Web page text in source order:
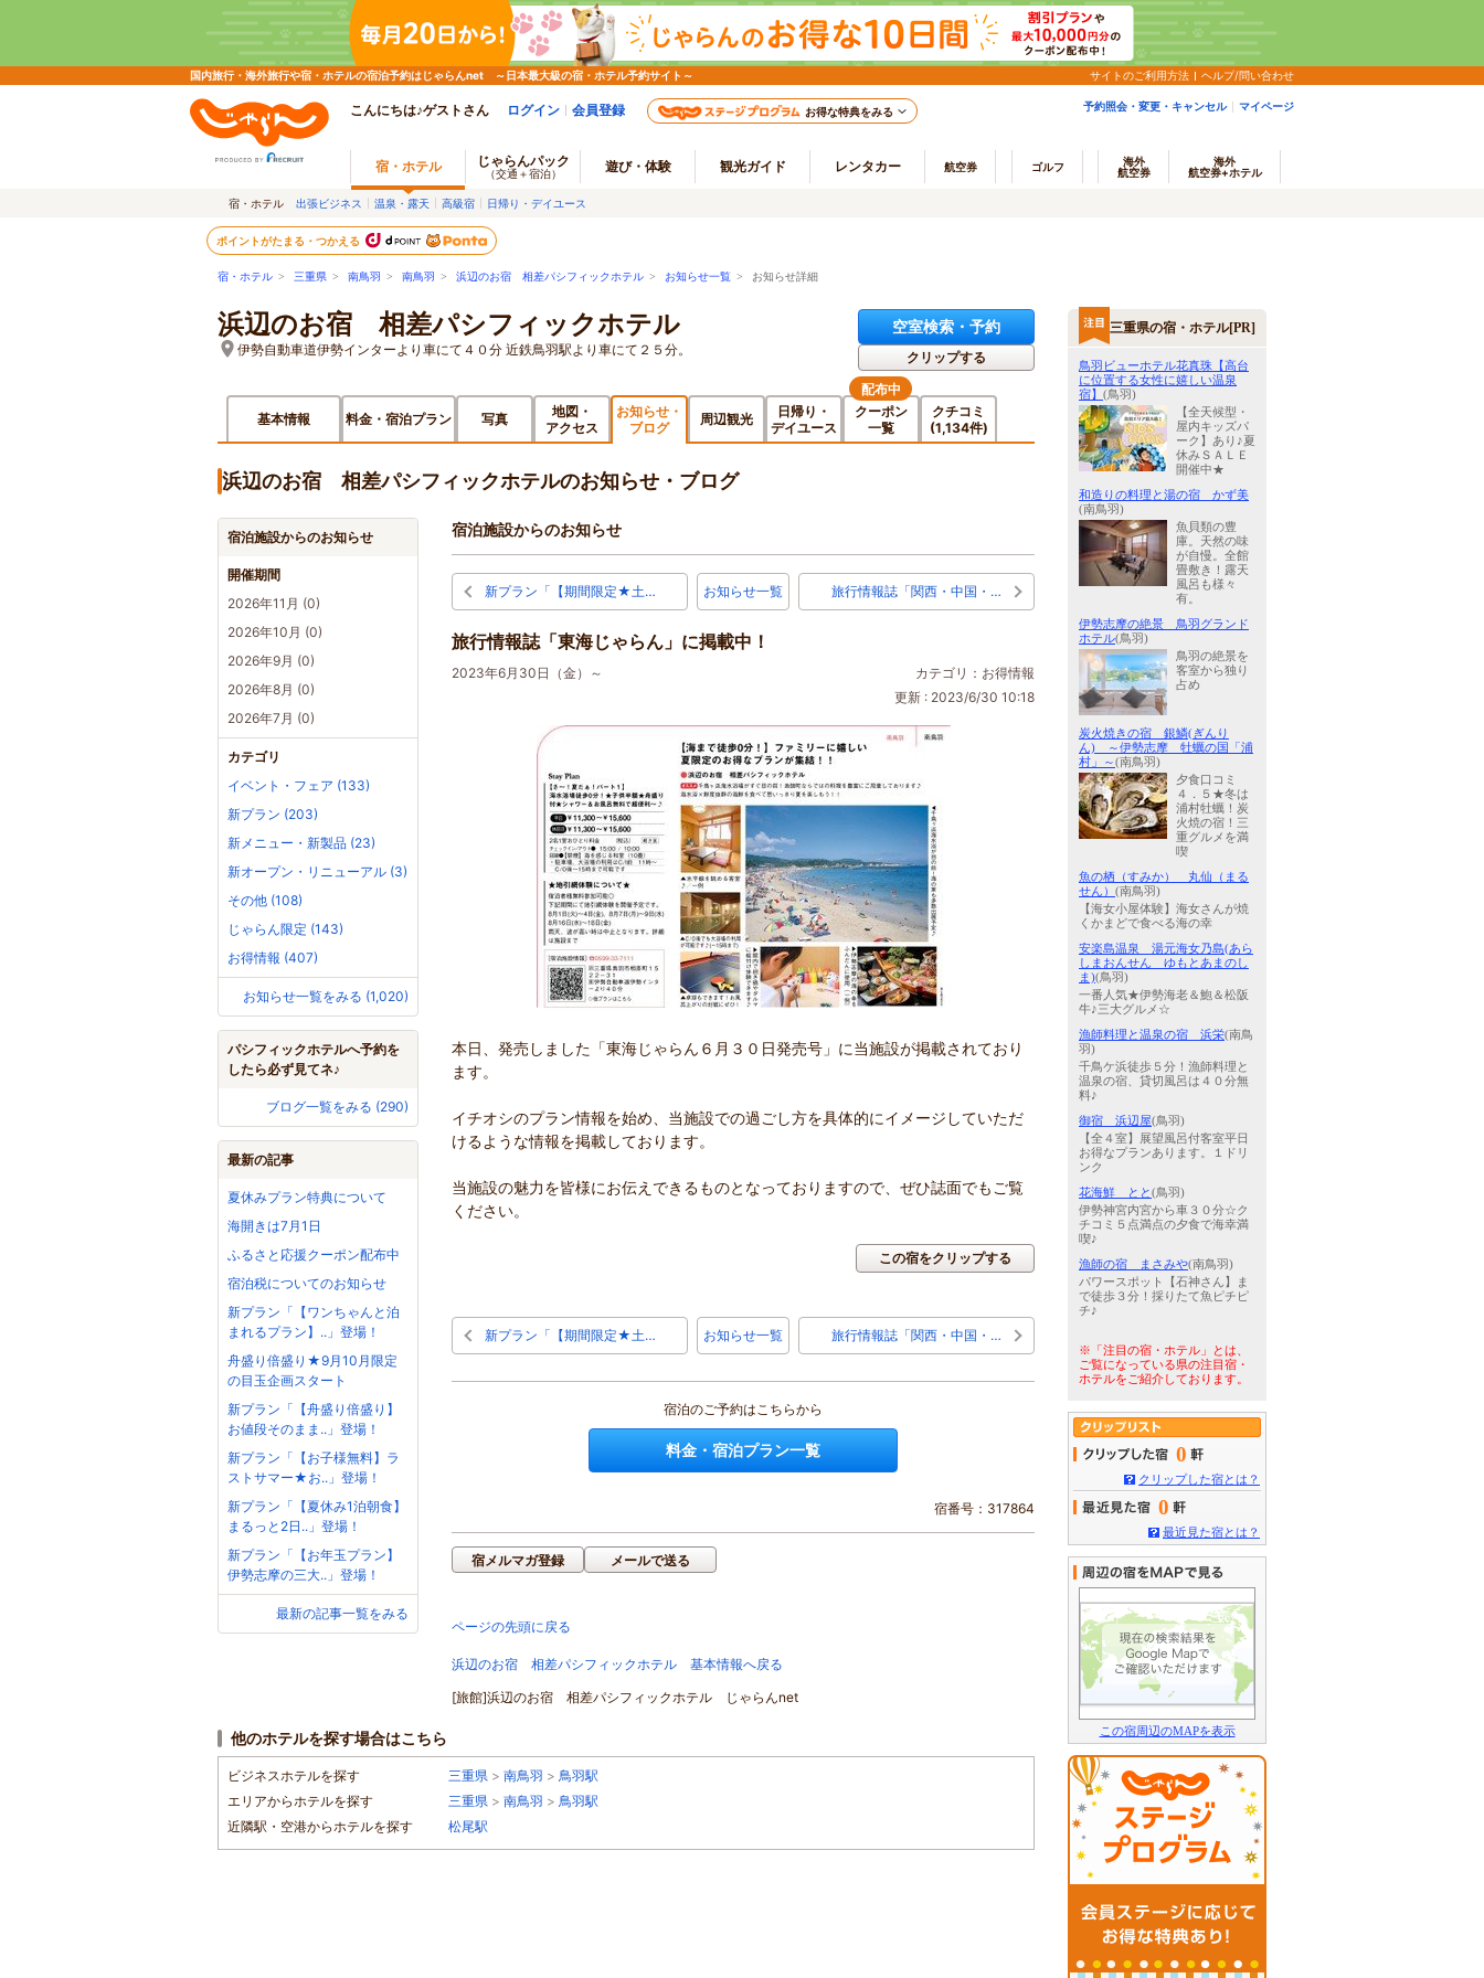
国内旅行・海外旅行や宿・ホテルの宿泊予約はじゃらんnet ～日本最大級の宿・ホテル予約サイト～ サイトのご利用方法 ヘルプ/問い合わせ
こんにちは♪ゲストさん ログイン 会員登録 お得な特典をみる 予約照会・変更・キャンセル マイページ
宿・ホテル じゃらんパック
（交通＋宿泊） 遊び・体験 観光ガイド レンタカー 航空券 ゴルフ
海外
航空券
海外
航空券+ホテル
宿・ホテル 出張ビジネス 温泉・露天 高級宿 日帰り・デイユース
ポイントがたまる・つかえる
宿・ホテル > 三重県 > 南鳥羽 > 南鳥羽 > 浜辺のお宿 相差パシフィックホテル > お知らせ一覧 > お知らせ詳細
浜辺のお宿 相差パシフィックホテル
伊勢自動車道伊勢インターより車にて４０分 近鉄鳥羽駅より車にて２５分。
空室検索・予約
クリップする
基本情報 料金・宿泊プラン 写真
地図・
アクセス
お知らせ・
ブログ
周辺観光
日帰り・
デイユース
クーポン
一覧
配布中
クチコミ
(1,134件)
浜辺のお宿 相差パシフィックホテルのお知らせ・ブログ
宿泊施設からのお知らせ
開催期間
2026年11月 (0)
2026年10月 (0)
2026年9月 (0)
2026年8月 (0)
2026年7月 (0)
カテゴリ
イベント・フェア (133)
新プラン (203)
新メニュー・新製品 (23)
新オープン・リニューアル (3)
その他 (108)
じゃらん限定 (143)
お得情報 (407)
お知らせ一覧をみる (1,020)
パシフィックホテルへ予約を
したら必ず見てネ♪
ブログ一覧をみる (290)
最新の記事
夏休みプラン特典について
海開きは7月1日
ふるさと応援クーポン配布中
宿泊税についてのお知らせ
新プラン「【ワンちゃんと泊
まれるプラン】..」登場！
舟盛り倍盛り★9月10月限定
の目玉企画スタート
新プラン「【舟盛り倍盛り】
お値段そのまま..」登場！
新プラン「【お子様無料】ラ
ストサマー★お..」登場！
新プラン「【夏休み1泊朝食】
まるっと2日..」登場！
新プラン「【お年玉プラン】
伊勢志摩の三大..」登場！
最新の記事一覧をみる
宿泊施設からのお知らせ
新プラン「【期間限定★土… お知らせ一覧 旅行情報誌「関西・中国・…
旅行情報誌「東海じゃらん」に掲載中！
カテゴリ：お得情報
2023年6月30日（金）～
更新 : 2023/6/30 10:18
本日、発売しました「東海じゃらん６月３０日発売号」に当施設が掲載されており
ます。
イチオシのプラン情報を始め、当施設での過ごし方を具体的にイメージしていただ
けるような情報を掲載しております。
当施設の魅力を皆様にお伝えできるものとなっておりますので、ぜひ誌面でもご覧
ください。
この宿をクリップする
新プラン「【期間限定★土… お知らせ一覧 旅行情報誌「関西・中国・…
宿泊のご予約はこちらから
料金・宿泊プラン一覧
宿番号：317864
宿メルマガ登録 メールで送る
ページの先頭に戻る
浜辺のお宿 相差パシフィックホテル 基本情報へ戻る
[旅館]浜辺のお宿 相差パシフィックホテル じゃらんnet
他のホテルを探す場合はこちら
ビジネスホテルを探す 三重県 > 南鳥羽 > 鳥羽駅
エリアからホテルを探す
三重県 > 南鳥羽 > 鳥羽駅
近隣駅・空港からホテルを探す
松尾駅
三重県の宿・ホテル[PR]
鳥羽ビューホテル花真珠【高台
に位置する女性に嬉しい温泉
宿】 (鳥羽)
【全天候型・
屋内キッズパ
ーク】あり♪夏
休みＳＡＬＥ
開催中★
和造りの料理と湯の宿 かず美
(南鳥羽)
魚貝類の豊
庫。天然の味
が自慢。全館
畳敷き！露天
風呂も様々
有。
伊勢志摩の絶景 鳥羽グランド
ホテル(鳥羽)
鳥羽の絶景を
客室から独り
占め
炭火焼きの宿 銀鱗(ぎんり
ん) ～伊勢志摩 牡蠣の国「浦
村」～(南鳥羽)
夕食口コミ
４．５★冬は
浦村牡蠣！炭
火焼の宿！三
重グルメを満
喫
魚の栖（すみか） 丸仙（まる
せん） (南鳥羽)
【海女小屋体験】海女さんが焼
くかまどで食べる海の幸
安楽島温泉 湯元海女乃島(あら
しまおんせん ゆもとあまのし
ま)(鳥羽)
一番人気★伊勢海老＆鮑＆松阪
牛♪三大グルメ☆
漁師料理と温泉の宿 浜栄(南鳥
羽)
千鳥ケ浜徒歩５分！漁師料理と
温泉の宿、貸切風呂は４０分無
料♪
御宿 浜辺屋(鳥羽)
【全４室】展望風呂付客室平日
お得なプランあります。１ドリ
ンク
花海鮮 とと(鳥羽)
伊勢神宮内宮から車３０分☆ク
チコミ５点満点の夕食で海幸満
喫♪
漁師の宿 まさみや(南鳥羽)
パワースポット【石神さん】ま
で徒歩３分！採りたて魚ピチピ
チ♪
※「注目の宿・ホテル」とは、
ご覧になっている県の注目宿・
ホテルをご紹介しております。
0
クリップした宿とは？
0
最近見た宿とは？
この宿周辺のMAPを表示